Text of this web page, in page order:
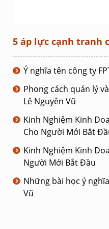
5 áp lực cạnh tranh
Ý nghĩa tên công ty
Phong cách quản lý
Lê Nguyên Vũ
Kinh Nghiệm Kinh
Cho Người Mới Bắt
Kinh Nghiệm Kinh
Người Mới Bắt Đầu
Những bài học ý
Vũ